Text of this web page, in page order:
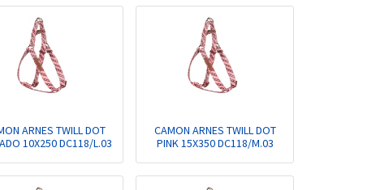
ARNES TWILL DOT
10X250 DC118/L.03
CAMON ARNES TWILL DOT
PINK 15X350 DC118/M.03